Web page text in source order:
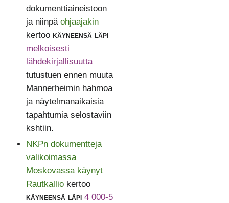
dokumenttiaineistoon
ja niinpä ohjaajakin
kertoo käyneensä läpi
melkoisesti
lähdekirjallisuutta
tutustuen ennen muuta
Mannerheimin hahmoa
ja näytelmanaikaisia
tapahtumia selostaviin
kshtiin.
NKPn dokumentteja
valikoimassa
Moskovassa käynyt
Rautkalliokertoo
käyneensä läpi 4 000-5